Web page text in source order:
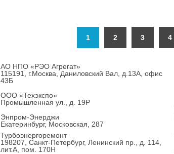
1 2 3 4
АО НПО «РЭО Агрегат»
115191, г.Москва, Даниловский Вал, д.13А, офис
43Б
ООО «Техэкспо»
Промышленная ул., д. 19Р
Энпром-Энерджи
Екатеринбург, Московская, 287
Турбоэнергоремонт
198207, Санкт-Петербург, Ленинский пр., д. 114,
лит.А, пом. 170Н